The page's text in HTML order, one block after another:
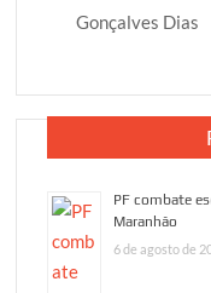
Gonçalves Dias
PF combate
Maranhão
6 de agosto de